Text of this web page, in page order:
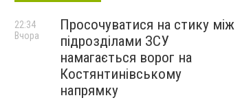
Просочуватися на стику між
підрозділами ЗСУ
намагається ворог на
Костянтинівському
напрямку
22:34
Вчора